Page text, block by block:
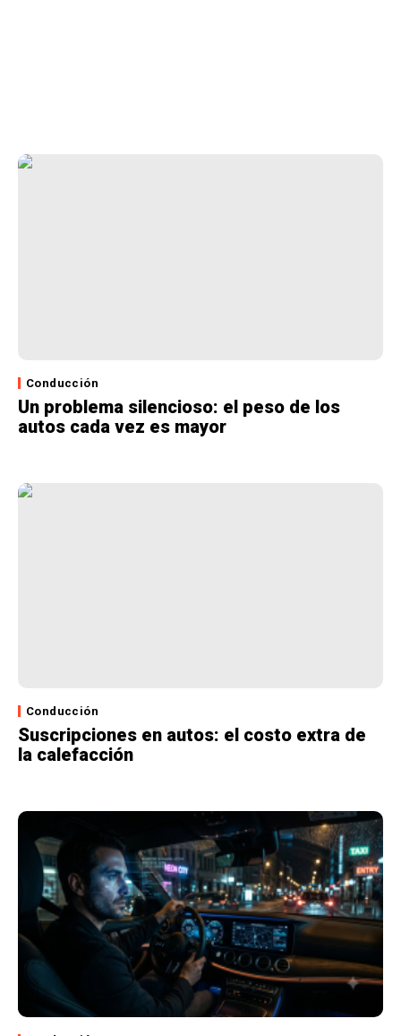
Conducción
Un problema silencioso: el peso de los
autos cada vez es mayor
Conducción
Suscripciones en autos: el costo extra de
la calefacción